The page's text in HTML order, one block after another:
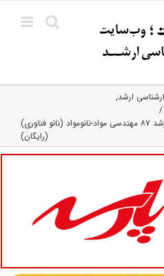
ارشد
دانلود سوالات و کلید کنکور ارشد ۸۷ مهندسی مواد-نانومواد (نانو فناوری)
(رایگان)